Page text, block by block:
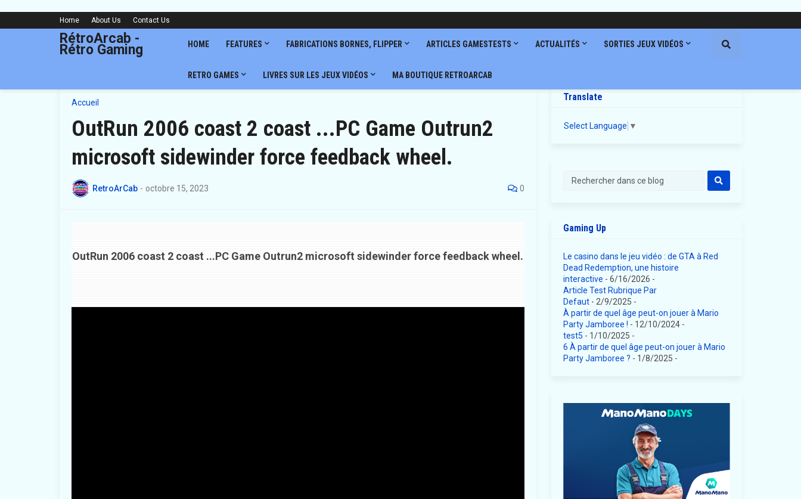
Home About Us Contact Us
RétroArcab -
Rétro Gaming HOME FEATURES FABRICATIONS BORNES, FLIPPER ARTICLES GAMESTESTS ACTUALITÉS SORTIES JEUX VIDÉOS
RETRO GAMES LIVRES SUR LES JEUX VIDÉOS MA BOUTIQUE RETROARCAB
Accueil
OutRun 2006 coast 2 coast ...PC Game Outrun2
microsoft sidewinder force feedback wheel.
RetroArCab - octobre 15, 2023 0
OutRun 2006 coast 2 coast ...PC Game Outrun2 microsoft sidewinder force feedback wheel.
Translate
Select Language ▼
Gaming Up
Le casino dans le jeu vidéo : de GTA à Red
Dead Redemption, une histoire
interactive - 6/16/2026 -
Article Test Rubrique Par
Defaut- 2/9/2025 -
À partir de quel âge peut-on jouer à Mario
Party Jamboree ! - 12/10/2024-
test5 - 1/10/2025 -
6 À partir de quel âge peut-on jouer à Mario
Party Jamboree ? - 1/8/2025 -